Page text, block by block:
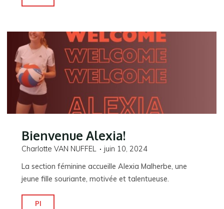
nouveau
chez
les
filles"
Bienvenue Alexia!
Charlotte VAN NUFFEL
juin 10, 2024
La section féminine accueille Alexia Malherbe, une
jeune fille souriante, motivée et talentueuse.
Pl